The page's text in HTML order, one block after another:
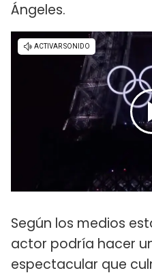
Ángeles.
Según los medios
actor podría hacer
espectacular que